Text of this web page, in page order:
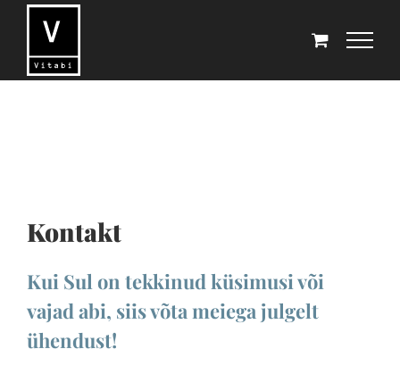
Kontakt
Kui Sul on tekkinud küsimusi või
vajad abi, siis võta meiega julgelt
ühendust!